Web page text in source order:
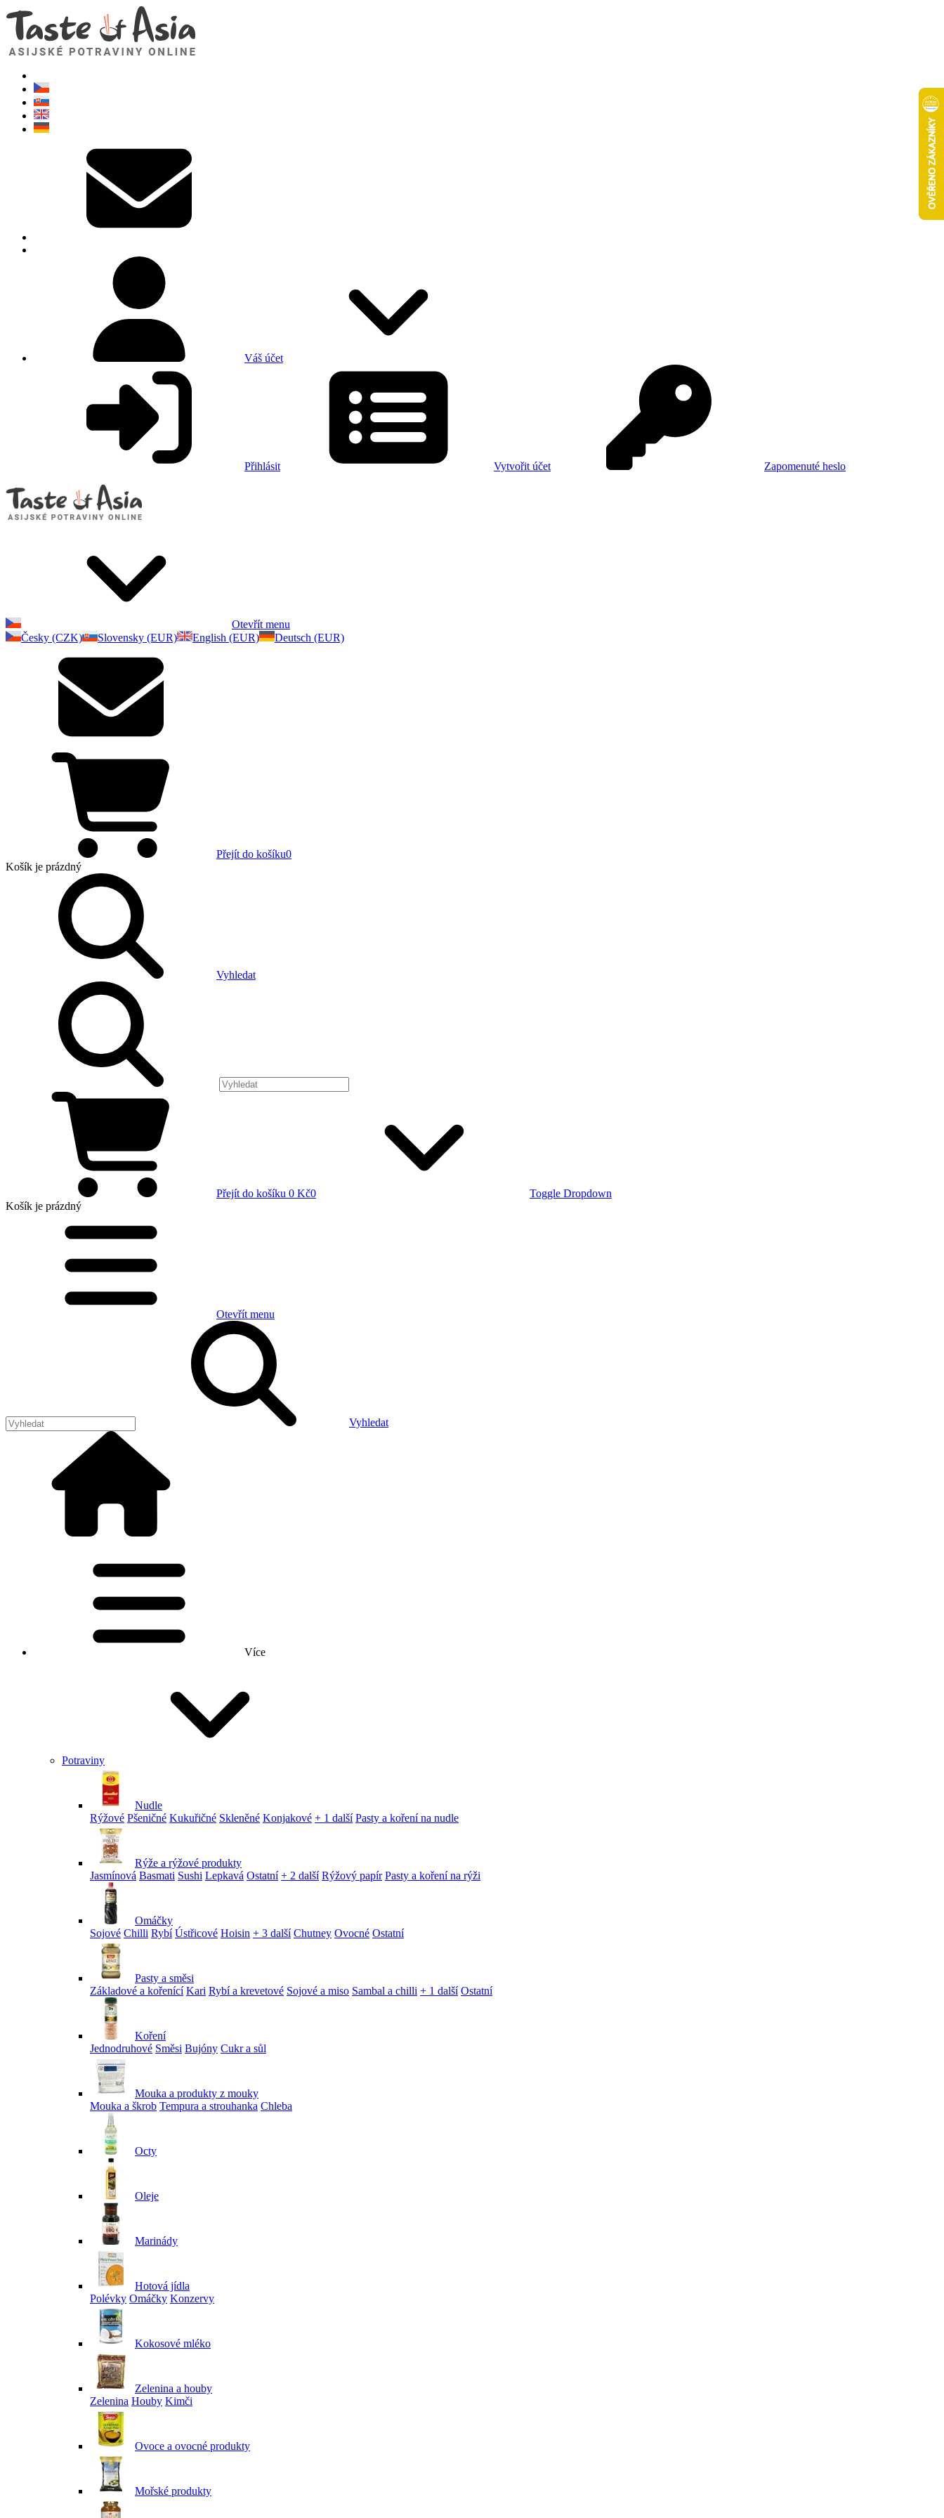
Váš účet
Přihlásit Vytvořit účet Zapomenuté heslo
Otevřít menu
Česky (CZK)
Slovensky (EUR) English (EUR) Deutsch (EUR)
Přejít do košíku0
Košík je prázdný
Vyhledat
Přejít do košíku 0 Kč0
Toggle Dropdown
Košík je prázdný
Otevřít menu
Vyhledat
Více
Potraviny
Nudle
Rýžové Pšeničné Kukuřičné Skleněné Konjakové + 1 další Pasty a koření na nudle
Rýže a rýžové produkty
Jasmínová Basmati Sushi Lepkavá Ostatní + 2 další Rýžový papír Pasty a koření na rýži
Omáčky
Sojové Chilli Rybí Ústřicové Hoisin + 3 další Chutney Ovocné Ostatní
Pasty a směsi
Základové a kořenící Kari Rybí a krevetové Sojové a miso Sambal a chilli + 1 další Ostatní
Koření
Jednodruhové Směsi Bujóny Cukr a sůl
Mouka a produkty z mouky
Mouka a škrob Tempura a strouhanka Chleba
Octy
Oleje
Marinády
Hotová jídla
Polévky Omáčky Konzervy
Kokosové mléko
Zelenina a houby
Zelenina Houby Kimči
Ovoce a ovocné produkty
Mořské produkty